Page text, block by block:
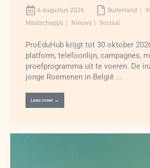
6 augustus 2026 Buitenland
Maatschappij
Nieuws Sociaal
ProEduHub krijgt tot 30 oktober
platform, telefoonlijn, campagnes,
proefprogramma uit te voeren. De
jonge Roemenen in België ...
Lees meer →